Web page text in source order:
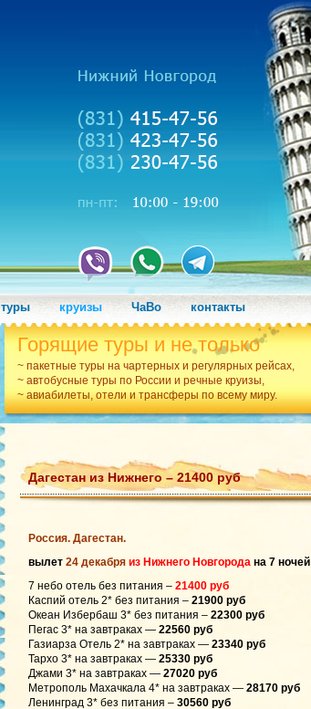
туры круизы ЧаВо контакты
Горящие туры и не только
~ пакетные туры на чартерных и регулярных рейсах,
~ автобусные туры по России и речные круизы,
~ авиабилеты, отели и трансферы по всему миру.
Дагестан из Нижнего – 21400 руб
Россия. Дагестан.
вылет 24 декабря из Нижнего Новгорода на 7 ночей
7 небо отель без питания – 21400 руб
Каспий отель 2* без питания – 21900 руб
Океан Избербаш 3* без питания – 22300 руб
Пегас 3* на завтраках — 22560 руб
Газиарза Отель 2* на завтраках — 23340 руб
Тархо 3* на завтраках — 25330 руб
Джами 3* на завтраках — 27020 руб
Метрополь Махачкала 4* на завтраках — 28170 руб
Ленинград 3* без питания – 30560 руб